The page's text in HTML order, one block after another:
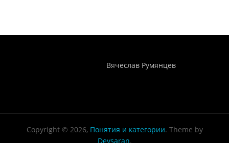
Вячеслав Румянцев
Copyright © 2026, Понятия и категории. Theme by
Devsaran.